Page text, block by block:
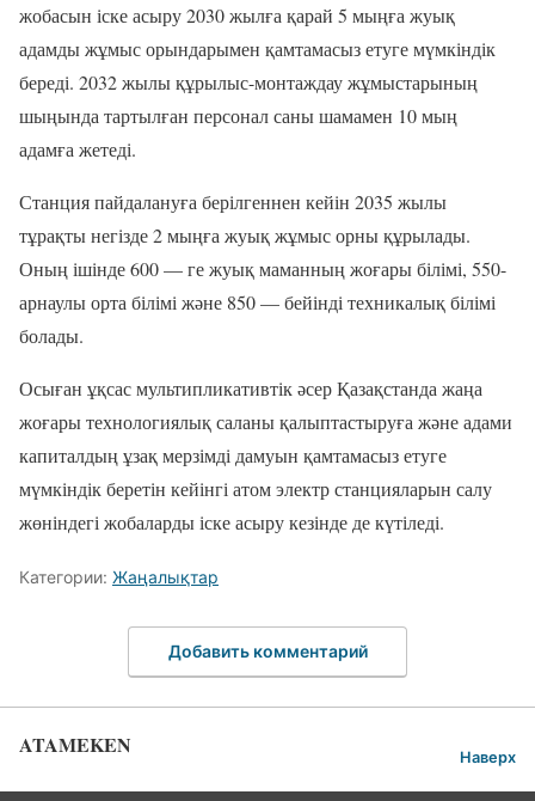
жобасын іске асыру 2030 жылға қарай 5 мыңға жуық
адамды жұмыс орындарымен қамтамасыз етуге мүмкіндік
береді. 2032 жылы құрылыс-монтаждау жұмыстарының
шыңында тартылған персонал саны шамамен 10 мың
адамға жетеді.
Станция пайдалануға берілгеннен кейін 2035 жылы
тұрақты негізде 2 мыңға жуық жұмыс орны құрылады.
Оның ішінде 600 — ге жуық маманның жоғары білімі, 550-
арнаулы орта білімі және 850 — бейінді техникалық білімі
болады.
Осыған ұқсас мультипликативтік әсер Қазақстанда жаңа
жоғары технологиялық саланы қалыптастыруға және адами
капиталдың ұзақ мерзімді дамуын қамтамасыз етуге
мүмкіндік беретін кейінгі атом электр станцияларын салу
жөніндегі жобаларды іске асыру кезінде де күтіледі.
Категории: Жаңалықтар
Добавить комментарий
ATAMEKEN Наверх